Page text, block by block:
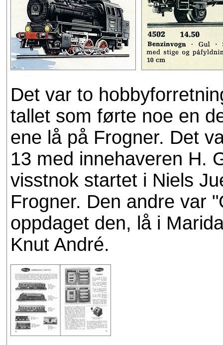
Det var to
tallet som førte noe en
ene lå på Frogner. Det
13 med innehaveren H.
visstnok startet i Niels
Frogner. Den andre var
oppdaget den, lå i
Knut André.